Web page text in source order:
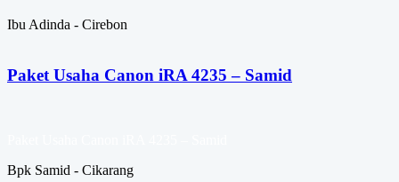
Ibu Adinda - Cirebon
Paket Usaha Canon iRA 4235 – Samid
Bpk Samid - Cikarang